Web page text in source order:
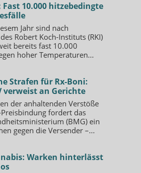
Fast 10.000 hitzebedingte
Jahr sind nach
Robert Koch-Instituts (RKI)
bereits fast 10.000
hoher Temperaturen...
Strafen für Rx-Boni:
verweist an Gerichte
der anhaltenden Verstöße
Preisbindung fordert das
(BMG) ein
gegen die Versender –...
Warken hinterlässt